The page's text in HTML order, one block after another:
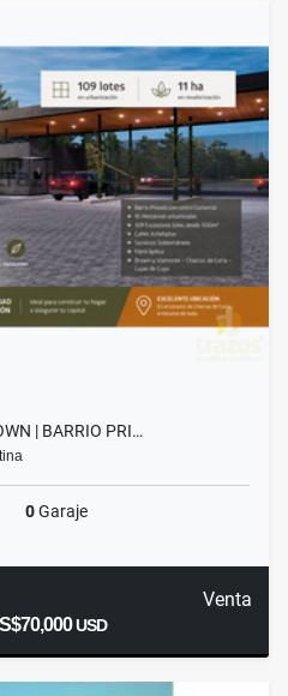
| BARRIO PRI…
0Garaje
Venta
USD